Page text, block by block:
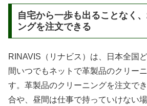
自宅から一歩も出ることなく
ングを注文できる
RINAVIS（リナビス）は、日本全国
間いつでもネットで革製品のクリー
す。革製品のクリーニングを注文で
合や、昼間は仕事で持っていけない